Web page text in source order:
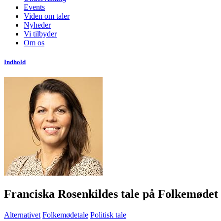
Events
Viden om taler
Nyheder
Vi tilbyder
Om os
Indhold
Franciska Rosenkildes tale på
Alternativet Folkemødetale Politisk tale